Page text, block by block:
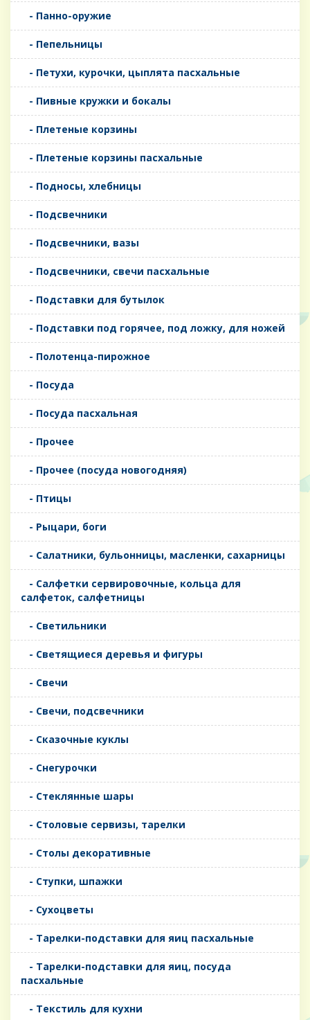
- Панно-оружие
- Пепельницы
- Петухи, курочки, цыплята пасхальные
- Пивные кружки и бокалы
- Плетеные корзины
- Плетеные корзины пасхальные
- Подносы, хлебницы
- Подсвечники
- Подсвечники, вазы
- Подсвечники, свечи пасхальные
- Подставки для бутылок
- Подставки под горячее, под ложку, для ножей
- Полотенца-пирожное
- Посуда
- Посуда пасхальная
- Прочее
- Прочее (посуда новогодняя)
- Птицы
- Рыцари, боги
- Салатники, бульонницы, масленки, сахарницы
- Салфетки сервировочные, кольца для
салфеток, салфетницы
- Светильники
- Светящиеся деревья и фигуры
- Свечи
- Свечи, подсвечники
- Сказочные куклы
- Снегурочки
- Стеклянные шары
- Столовые сервизы, тарелки
- Столы декоративные
- Ступки, шпажки
- Сухоцветы
- Тарелки-подставки для яиц пасхальные
- Тарелки-подставки для яиц, посуда
пасхальные
- Текстиль для кухни